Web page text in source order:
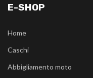
E-SHOP
Home
Caschi
Abbigliamento moto